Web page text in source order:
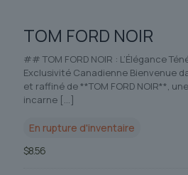
TOM FORD NOIR
## TOM FORD NOIR : L’Élégance
Exclusivité Canadienne Bienvenue
et raffiné de **TOM FORD NOIR**,
incarne […]
En rupture d'inventaire
$8.56